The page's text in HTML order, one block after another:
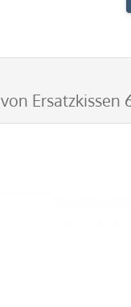
von Ersatzkissen